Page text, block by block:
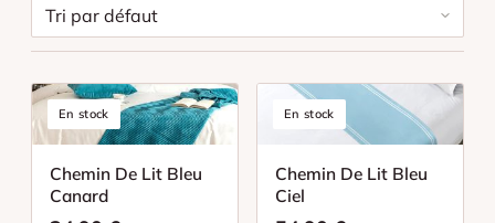
Chemin de lit gris
Chemin de lit bleu
Suivre ma commande
En stock
Chemin De Lit Bleu
Canard
En stock
Chemin De Lit Bleu
Ciel